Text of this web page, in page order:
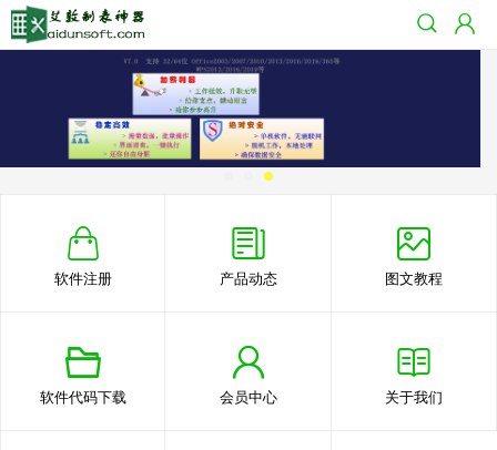
软件注册 产品动态 图文教程
软件代码下载 会员中心 关于我们